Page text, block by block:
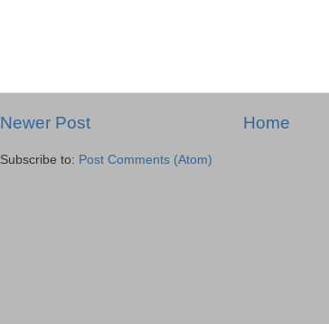
Newer Post Home
Subscribe to: Post Comments (Atom)